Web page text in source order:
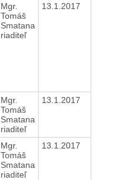
Mgr.
Tomáš
Smatana
riaditeľ
13.1.2017
Mgr.
Tomáš
Smatana
riaditeľ
13.1.2017
Mgr.
Tomáš
Smatana
riaditeľ
13.1.2017